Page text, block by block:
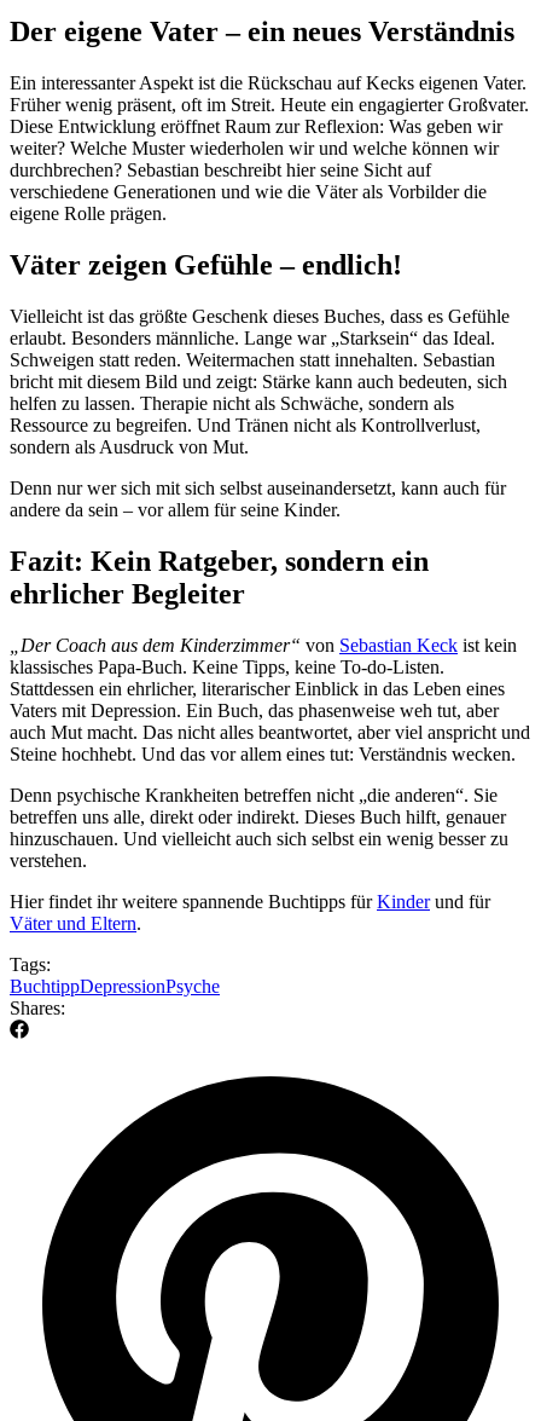
Der eigene Vater – ein neues Verständnis
Ein interessanter Aspekt ist die Rückschau auf Kecks eigenen Vater.
Früher wenig präsent, oft im Streit. Heute ein engagierter Großvater.
Diese Entwicklung eröffnet Raum zur Reflexion: Was geben wir
weiter? Welche Muster wiederholen wir und welche können wir
durchbrechen? Sebastian beschreibt hier seine Sicht auf
verschiedene Generationen und wie die Väter als Vorbilder die
eigene Rolle prägen.
Väter zeigen Gefühle – endlich!
Vielleicht ist das größte Geschenk dieses Buches, dass es Gefühle
erlaubt. Besonders männliche. Lange war „Starksein“ das Ideal.
Schweigen statt reden. Weitermachen statt innehalten. Sebastian
bricht mit diesem Bild und zeigt: Stärke kann auch bedeuten, sich
helfen zu lassen. Therapie nicht als Schwäche, sondern als
Ressource zu begreifen. Und Tränen nicht als Kontrollverlust,
sondern als Ausdruck von Mut.
Denn nur wer sich mit sich selbst auseinandersetzt, kann auch für
andere da sein – vor allem für seine Kinder.
Fazit: Kein Ratgeber, sondern ein
ehrlicher Begleiter
„Der Coach aus dem Kinderzimmer“ von Sebastian Keck ist kein
klassisches Papa-Buch. Keine Tipps, keine To-do-Listen.
Stattdessen ein ehrlicher, literarischer Einblick in das Leben eines
Vaters mit Depression. Ein Buch, das phasenweise weh tut, aber
auch Mut macht. Das nicht alles beantwortet, aber viel anspricht und
Steine hochhebt. Und das vor allem eines tut: Verständnis wecken.
Denn psychische Krankheiten betreffen nicht „die anderen“. Sie
betreffen uns alle, direkt oder indirekt. Dieses Buch hilft, genauer
hinzuschauen. Und vielleicht auch sich selbst ein wenig besser zu
verstehen.
Hier findet ihr weitere spannende Buchtipps fürKinderund für
Väter und Eltern.
Tags:
BuchtippDepressionPsyche
Shares: